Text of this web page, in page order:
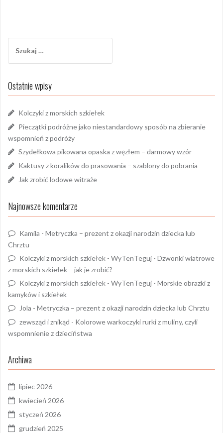
Ostatnie wpisy
Kolczyki z morskich szkiełek
Pieczątki podróżne jako niestandardowy sposób na zbieranie
wspomnień z podróży
Szydełkowa pikowana opaska z węzłem – darmowy wzór
Kaktusy z koralików do prasowania – szablony do pobrania
Jak zrobić lodowe witraże
Najnowsze komentarze
Kamila - Metryczka – prezent z okazji narodzin dziecka lub
Chrztu
Kolczyki z morskich szkiełek - WyTenTeguj - Dzwonki wiatrowe
z morskich szkiełek – jak je zrobić?
Kolczyki z morskich szkiełek - WyTenTeguj - Morskie obrazki z
kamyków i szkiełek
Jola - Metryczka – prezent z okazji narodzin dziecka lub Chrztu
zewsząd i znikąd - Kolorowe warkoczyki rurki z muliny, czyli
wspomnienie z dzieciństwa
Archiwa
lipiec 2026
kwiecień 2026
styczeń 2026
grudzień 2025